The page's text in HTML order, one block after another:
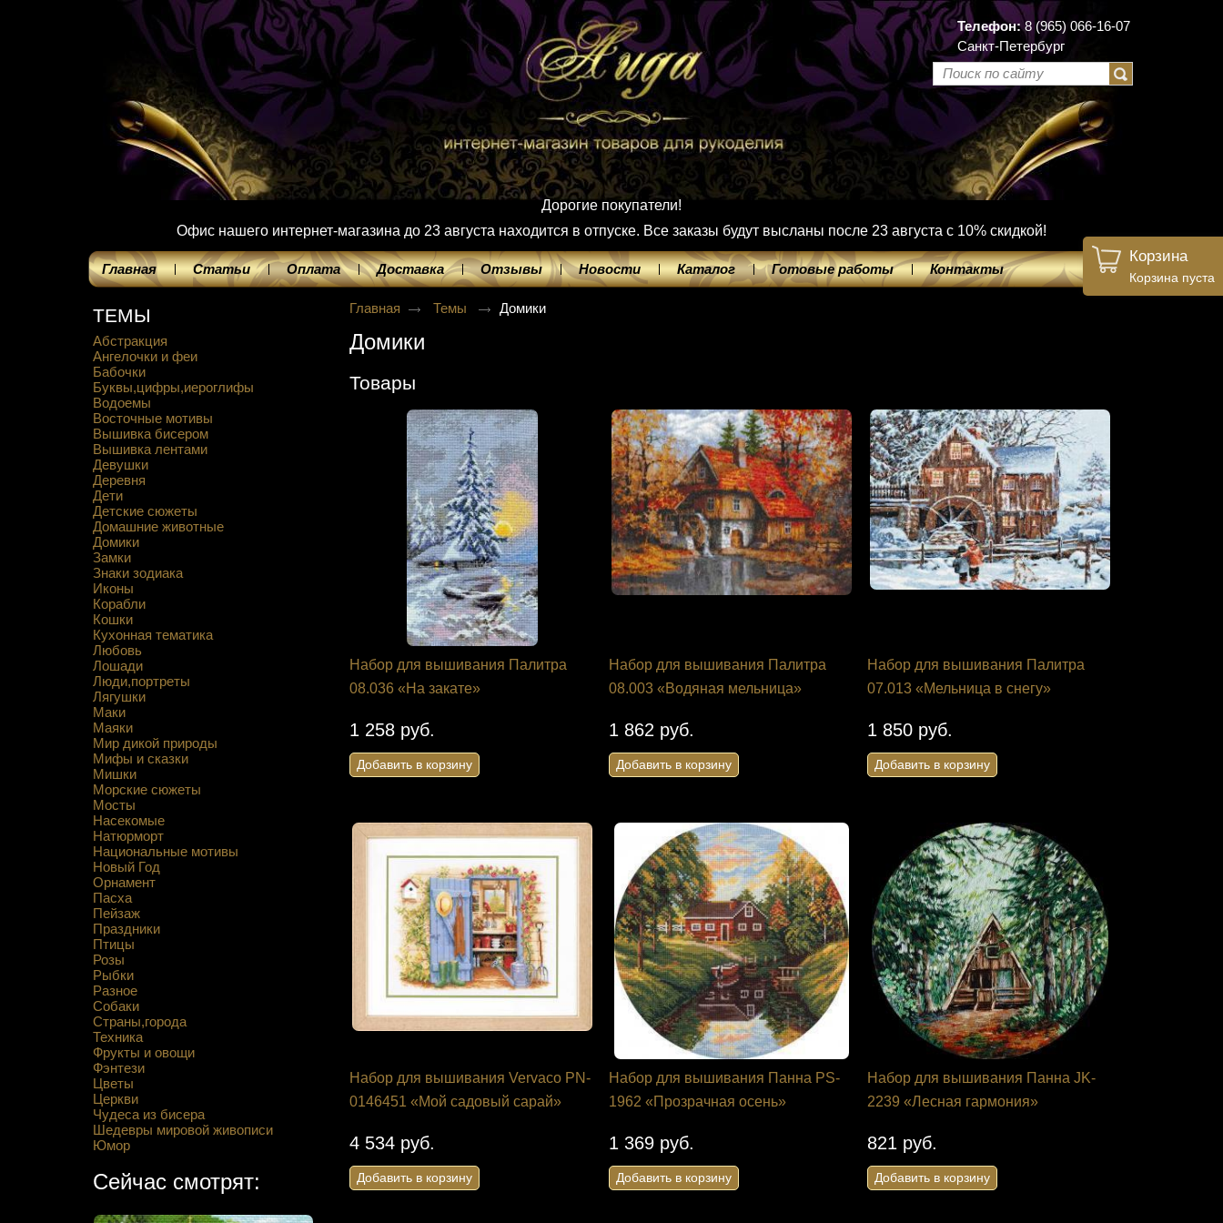
Телефон:8 (965) 066-16-07
Санкт-Петербург
Дорогие покупатели!
Офис нашего интернет-магазина до 23 августа находится в отпуске. Все заказы будут высланы после 23 августа с 10% скидкой!
Главная Статьи Оплата Доставка Отзывы Новости Каталог Готовые работы Контакты
Корзина
Корзина пуста
ТЕМЫ
Абстракция
Ангелочки и феи
Бабочки
Буквы,цифры,иероглифы
Водоемы
Восточные мотивы
Вышивка бисером
Вышивка лентами
Девушки
Деревня
Дети
Детские сюжеты
Домашние животные
Домики
Замки
Знаки зодиака
Иконы
Корабли
Кошки
Кухонная тематика
Любовь
Лошади
Люди,портреты
Лягушки
Маки
Маяки
Мир дикой природы
Мифы и сказки
Мишки
Морские сюжеты
Мосты
Насекомые
Натюрморт
Национальные мотивы
Новый Год
Орнамент
Пасха
Пейзаж
Праздники
Птицы
Розы
Рыбки
Разное
Собаки
Страны,города
Техника
Фрукты и овощи
Фэнтези
Цветы
Церкви
Чудеса из бисера
Шедевры мировой живописи
Юмор
Сейчас смотрят:
Главная Темы Домики
Домики
Товары
Набор для вышивания Палитра
08.036 «На закате»
1 258 руб.
Добавить в корзину
Набор для вышивания Палитра
08.003 «Водяная мельница»
1 862 руб.
Добавить в корзину
Набор для вышивания Палитра
07.013 «Мельница в снегу»
1 850 руб.
Добавить в корзину
Набор для вышивания Vervaco PN-
0146451 «Мой садовый сарай»
4 534 руб.
Добавить в корзину
Набор для вышивания Панна PS-
1962 «Прозрачная осень»
1 369 руб.
Добавить в корзину
Набор для вышивания Панна JK-
2239 «Лесная гармония»
821 руб.
Добавить в корзину